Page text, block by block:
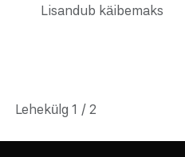
Lisandub käibemaks
Lehekülg 1 / 2